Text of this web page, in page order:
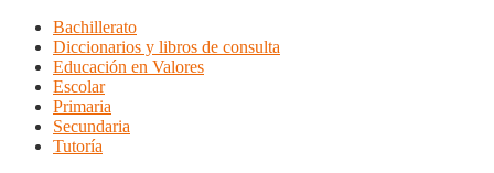
Bachillerato
Diccionarios y libros de consulta
Educación en Valores
Escolar
Primaria
Secundaria
Tutoría